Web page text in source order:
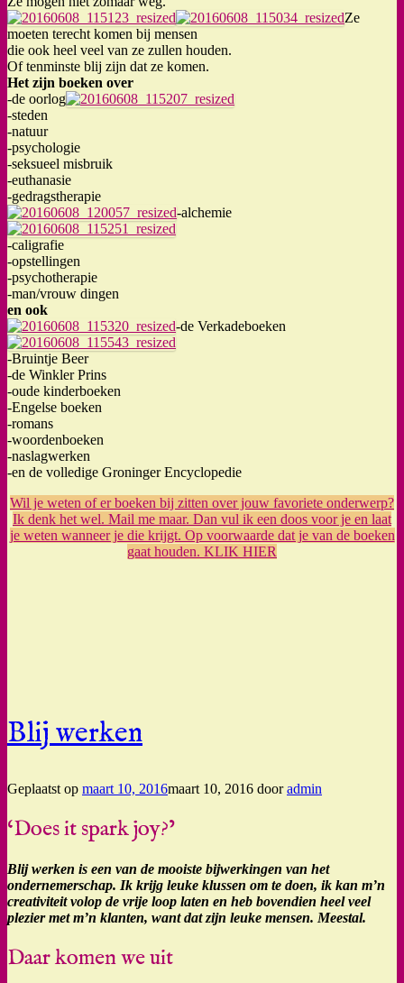
Ze
moeten terecht komen bij mensen
die ook heel veel van ze zullen houden.
Of tenminste blij zijn dat ze komen.
Het zijn boeken over
-de oorlog
-steden
-natuur
-psychologie
-seksueel misbruik
-euthanasie
-gedragstherapie
-alchemie
-caligrafie
-opstellingen
-psychotherapie
-man/vrouw dingen
en ook
-de Verkadeboeken
-Bruintje Beer
-de Winkler Prins
-oude kinderboeken
-Engelse boeken
-romans
-woordenboeken
-naslagwerken
-en de volledige Groninger Encyclopedie
Wil je weten of er boeken bij zitten over jouw favoriete onderwerp?
Ik denk het wel. Mail me maar. Dan vul ik een doos voor je en laat
je weten wanneer je die krijgt. Op voorwaarde dat je van de boeken
gaat houden. KLIK HIER
Blij werken
Geplaatst op maart 10, 2016maart 10, 2016 dooradmin
‘Does it spark joy?’
Blij werken is een van de mooiste bijwerkingen van het
ondernemerschap. Ik krijg leuke klussen om te doen, ik kan m’n
creativiteit volop de vrije loop laten en heb bovendien heel veel
plezier met m’n klanten, want dat zijn leuke mensen. Meestal.
Daar komen we uit